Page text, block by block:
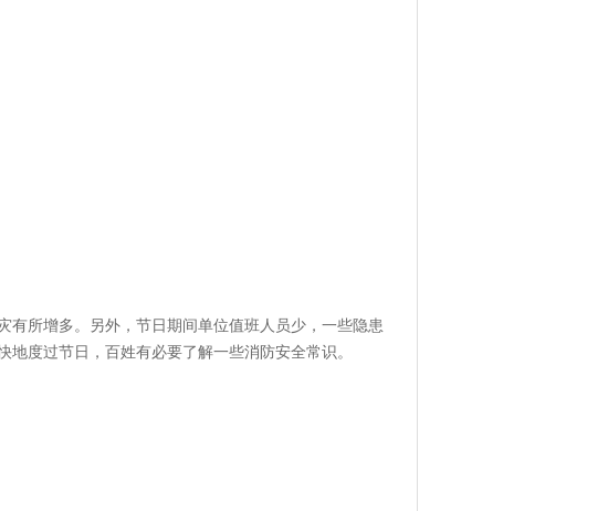
所增多。另外，节日期间单位值班人员少，一些隐患
度过节日，百姓有必要了解一些消防安全常识。